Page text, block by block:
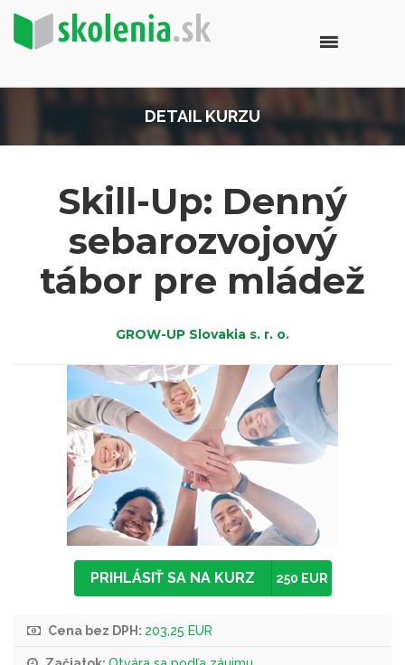
DETAIL KURZU
Skill-Up: Denný
sebarozvojový
tábor pre mládež
GROW-UP Slovakia s. r. o.
PRIHLÁSIŤ SA NA KURZ 250 EUR
Cena bez DPH: 203,25 EUR